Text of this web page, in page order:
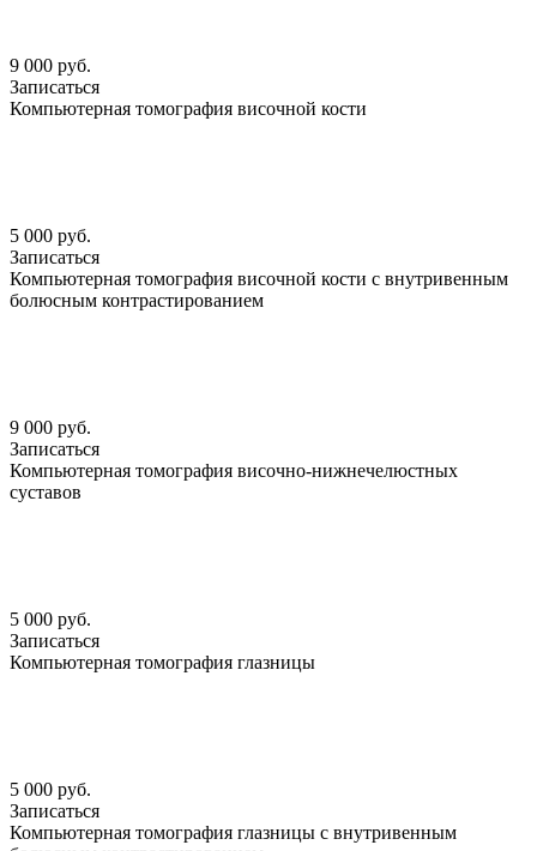
9 000 руб.
Записаться
Компьютерная томография височной кости
5 000 руб.
Записаться
Компьютерная томография височной кости с внутривенным
болюсным контрастированием
9 000 руб.
Записаться
Компьютерная томография височно-нижнечелюстных
суставов
5 000 руб.
Записаться
Компьютерная томография глазницы
5 000 руб.
Записаться
Компьютерная томография глазницы с внутривенным